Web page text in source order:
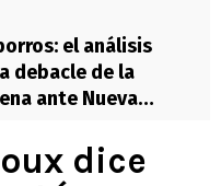
el análisis
debacle de la
ante Nueva
dice